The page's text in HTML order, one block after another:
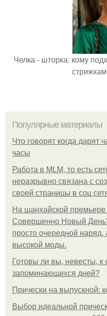
Челка - шторка: кому
Популярные материалы
Что говорят когда дарят
часы
Работа в MLM, то есть
неразрывно связана с
своей страницы в соц
На шанхайской
Совершенно Новый
просто очередной
высокой моды.
Готовы ли вы, невесты, к
запоминающихся дней?
Прически на выпускной:
Выбор идеальной